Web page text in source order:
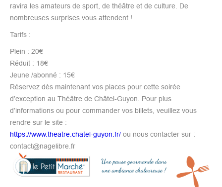
ravira les amateurs de sport, de théâtre et de culture. De
nombreuses surprises vous attendent !
Tarifs :
Plein : 20€
Réduit : 18€
Jeune /abonné : 15€
Réservez dès maintenant vos places pour cette soirée
d’exception au Théâtre de Châtel-Guyon. Pour plus
d’informations ou pour commander vos billets, veuillez vous
rendre sur le site :
https://www.theatre.chatel-guyon.fr/ ou nous contacter sur :
contact@nagelibre.fr